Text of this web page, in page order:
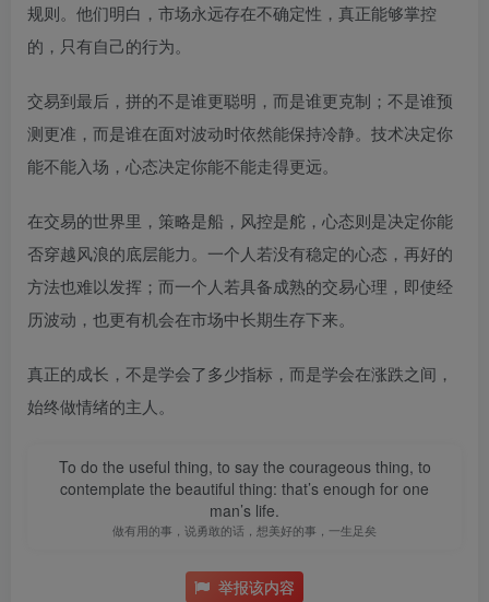
规则。他们明白，市场永远存在不确定性，真正能够掌控
的，只有自己的行为。
交易到最后，拼的不是谁更聪明，而是谁更克制；不是谁预
测更准，而是谁在面对波动时依然能保持冷静。技术决定你
能不能入场，心态决定你能不能走得更远。
在交易的世界里，策略是船，风控是舵，心态则是决定你能
否穿越风浪的底层能力。一个人若没有稳定的心态，再好的
方法也难以发挥；而一个人若具备成熟的交易心理，即使经
历波动，也更有机会在市场中长期生存下来。
真正的成长，不是学会了多少指标，而是学会在涨跌之间，
始终做情绪的主人。
To do the useful thing, to say the courageous thing, to
contemplate the beautiful thing: that’s enough for one
man’s life.
做有用的事，说勇敢的话，想美好的事，一生足矣
举报该内容